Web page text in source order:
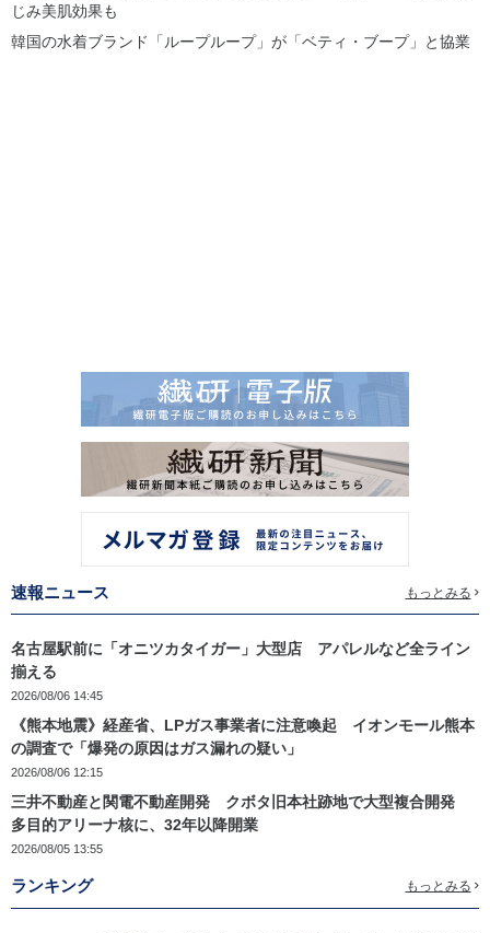
じみ美肌効果も
韓国の水着ブランド「ループループ」が「ベティ・ブープ」と協業
速報ニュース もっとみる
名古屋駅前に「オニツカタイガー」大型店 アパレルなど全ライン
揃える
2026/08/06 14:45
《熊本地震》経産省、LPガス事業者に注意喚起 イオンモール熊本
の調査で「爆発の原因はガス漏れの疑い」
2026/08/06 12:15
三井不動産と関電不動産開発 クボタ旧本社跡地で大型複合開発
多目的アリーナ核に、32年以降開業
2026/08/05 13:55
ランキング もっとみる